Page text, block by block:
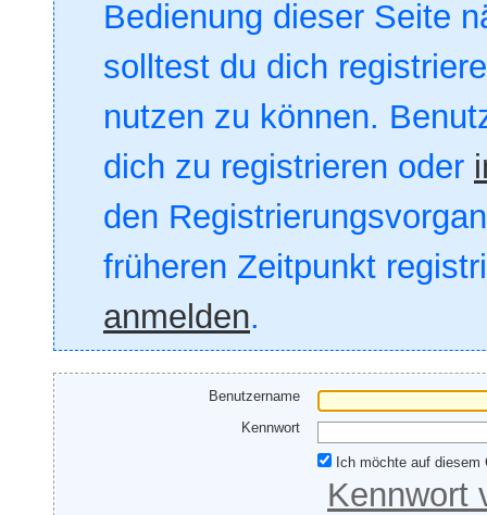
Bedienung dieser Seite
solltest du dich
nutzen zu können.
dich zu registrieren oder
den
früheren Zeitpunkt
anmelden.
Benutzername
Kennwort
Ich möchte auf
Kennwort